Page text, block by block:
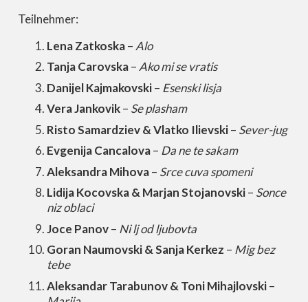
Teilnehmer:
Lena Zatkoska– Alo
Tanja Carovska– Ako mi se vratis
Danijel Kajmakovski– Esenski lisja
Vera Jankovik– Se plasham
Risto Samardziev & Vlatko Ilievski– Sever-jug
Evgenija Cancalova– Da ne te sakam
Aleksandra Mihova– Srce cuva spomeni
Lidija Kocovska & Marjan Stojanovski– Sonce
niz oblaci
Joce Panov– Ni lj od ljubovta
Goran Naumovski & Sanja Kerkez – Mig bez
tebe
Aleksandar Tarabunov & Toni Mihajlovski–